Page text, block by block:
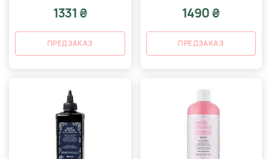
1331 ₴
ПРЕДЗАКАЗ
1490 ₴
ПРЕДЗАКАЗ